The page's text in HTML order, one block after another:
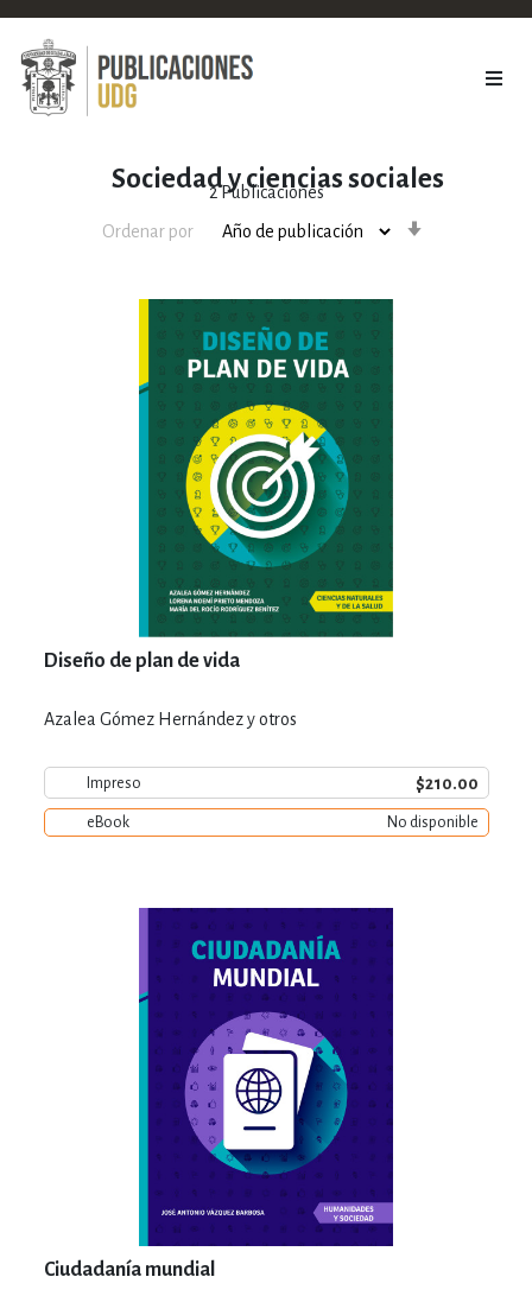
Sociedad y ciencias sociales
2Publicaciones
Ordenar por
Diseño de plan de vida
Azalea Gómez Hernández y otros
Impreso $210.00
eBook No disponible
Ciudadanía mundial